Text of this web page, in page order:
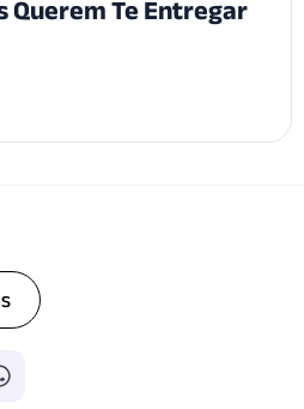
Querem Te Entregar